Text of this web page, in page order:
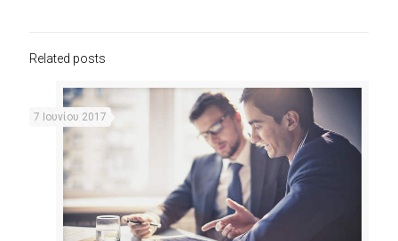
Related posts
7 Ιουνίου 2017